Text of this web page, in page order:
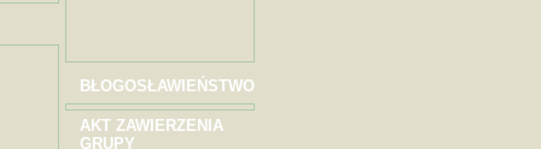
BŁOGOSŁAWIEŃSTWO
AKT ZAWIERZENIA
GRUPY